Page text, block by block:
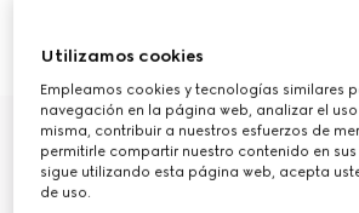
R 4 300
Utilizamos cookies
Empleamos cookies y tecnologías similares
navegación en la página web, analizar el
misma, contribuir a nuestros esfuerzos de
permitirle compartir nuestro contenido en sus
sigue utilizando esta página web, acepta
de uso.